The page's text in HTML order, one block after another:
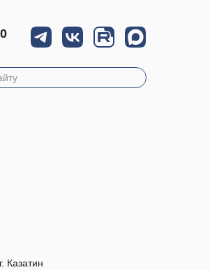
Казатин